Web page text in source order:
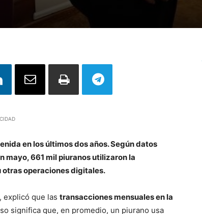
en los últimos dos años. Según datos
mayo, 661 mil piuranos utilizaron la
operaciones digitales.
explicó que las transacciones mensuales en la
significa que, en promedio, un piurano usa